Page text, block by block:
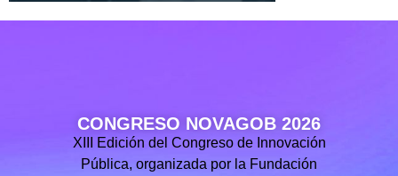
CONGRESO NOVAGOB 2026
XIII Edición del Congreso de Innovación
Pública, organizada por la Fundación